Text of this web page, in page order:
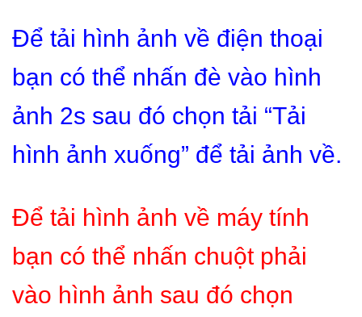
Để tải hình ảnh về điện thoại
bạn có thể nhấn đè vào hình
ảnh 2s sau đó chọn tải “Tải
hình ảnh xuống” để tải ảnh về.
Để tải hình ảnh về máy tính
bạn có thể nhấn chuột phải
vào hình ảnh sau đó chọn